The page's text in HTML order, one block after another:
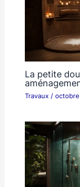
La petite
Travaux/